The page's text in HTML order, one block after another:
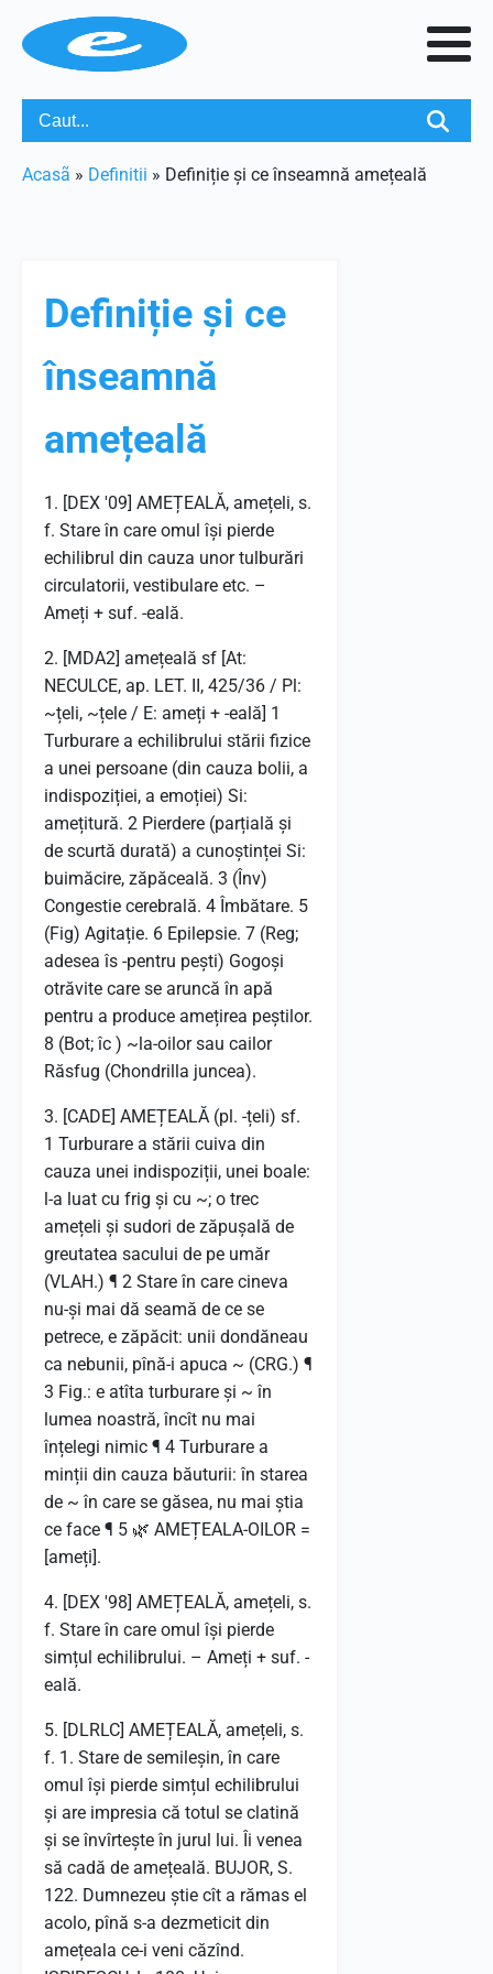
Acasã » Definitii » Definiție și ce înseamnă amețeală
Definiție și ce
înseamnă
amețeală
1. [DEX '09] AMEȚEALĂ, amețeli, s.
f. Stare în care omul își pierde
echilibrul din cauza unor tulburări
circulatorii, vestibulare etc. –
Ameți + suf. -eală.
2. [MDA2] amețeală sf [At:
NECULCE, ap. LET. II, 425/36 / Pl:
~țeli, ~țele / E: ameți + -eală] 1
Turburare a echilibrului stării fizice
a unei persoane (din cauza bolii, a
indispoziției, a emoției) Si:
amețitură. 2 Pierdere (parțială și
de scurtă durată) a cunoștinței Si:
buimăcire, zăpăceală. 3 (Înv)
Congestie cerebrală. 4 Îmbătare. 5
(Fig) Agitație. 6 Epilepsie. 7 (Reg;
adesea îs -pentru pești) Gogoși
otrăvite care se aruncă în apă
pentru a produce amețirea peștilor.
8 (Bot; îc ) ~la-oilor sau cailor
Răsfug (Chondrilla juncea).
3. [CADE] AMEȚEALĂ (pl. -țeli) sf.
1 Turburare a stării cuiva din
cauza unei indispoziții, unei boale:
l-a luat cu frig și cu ~; o trec
amețeli și sudori de zăpușală de
greutatea sacului de pe umăr
(VLAH.) ¶ 2 Stare în care cineva
nu-și mai dă seamă de ce se
petrece, e zăpăcit: unii dondăneau
ca nebunii, pînă-i apuca ~ (CRG.) ¶
3 Fig.: e atîta turburare și ~ în
lumea noastră, încît nu mai
înțelegi nimic ¶ 4 Turburare a
minții din cauza băuturii: în starea
de ~ în care se găsea, nu mai știa
ce face ¶ 5 🌿 AMEȚEALA-OILOR =
[ameți].
4. [DEX '98] AMEȚEALĂ, amețeli, s.
f. Stare în care omul își pierde
simțul echilibrului. – Ameți + suf. -
eală.
5. [DLRLC] AMEȚEALĂ, amețeli, s.
f. 1. Stare de semileșin, în care
omul își pierde simțul echilibrului
și are impresia că totul se clatină
și se învîrtește în jurul lui. Îi venea
să cadă de amețeală. BUJOR, S.
122. Dumnezeu știe cît a rămas el
acolo, pînă s-a dezmeticit din
amețeala ce-i veni căzînd.